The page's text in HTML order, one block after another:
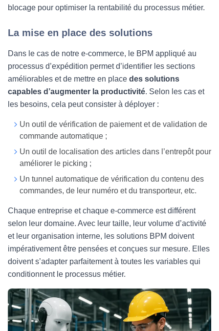
blocage pour optimiser la rentabilité du processus métier.
La mise en place des solutions
Dans le cas de notre e-commerce, le BPM appliqué au
processus d’expédition permet d’identifier les sections
améliorables et de mettre en place des solutions
capables d’augmenter la productivité. Selon les cas et
les besoins, cela peut consister à déployer :
Un outil de vérification de paiement et de validation de
commande automatique ;
Un outil de localisation des articles dans l’entrepôt pour
améliorer le picking ;
Un tunnel automatique de vérification du contenu des
commandes, de leur numéro et du transporteur, etc.
Chaque entreprise et chaque e-commerce est différent
selon leur domaine. Avec leur taille, leur volume d’activité
et leur organisation interne, les solutions BPM doivent
impérativement être pensées et conçues sur mesure. Elles
doivent s’adapter parfaitement à toutes les variables qui
conditionnent le processus métier.